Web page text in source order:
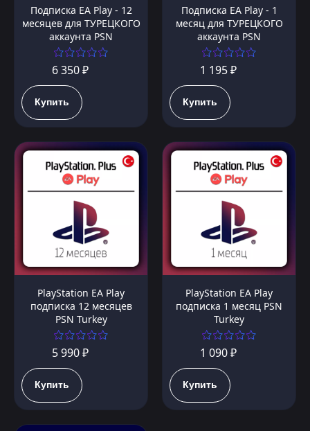
Подписка EA Play - 12
месяцев для ТУРЕЦКОГО
аккаунта PSN
6 350 ₽
Купить
Подписка EA Play - 1
месяц для ТУРЕЦКОГО
аккаунта PSN
1 195 ₽
Купить
PlayStation EA Play
подписка 12 месяцев
PSN Turkey
5 990 ₽
Купить
PlayStation EA Play
подписка 1 месяц PSN
Turkey
1 090 ₽
Купить